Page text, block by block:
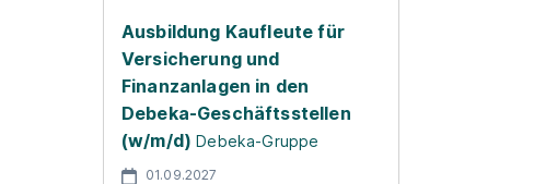
Ausbildung Kaufleute für
Versicherung und
Finanzanlagen in den
Debeka-Geschäftsstellen
(w/m/d)Debeka-Gruppe
01.09.2027